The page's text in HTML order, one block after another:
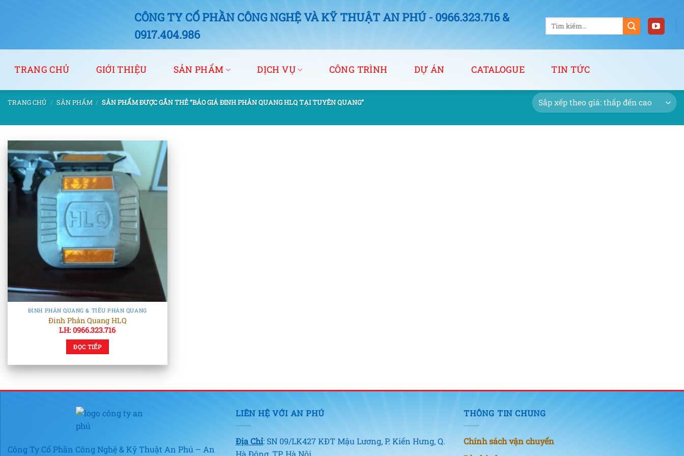
CÔNG TY CỔ PHẦN CÔNG NGHỆ VÀ KỸ THUẬT AN PHÚ - 0966.323.716 &
0917.404.986
Tìm
kiếm:
TRANG CHỦ GIỚI THIỆU SẢN PHẨM DỊCH VỤ CÔNG TRÌNH DỰ ÁN CATALOGUE TIN TỨC
TRANG CHỦ / SẢN PHẨM / SẢN PHẨM ĐƯỢC GẮN THẺ “BÁO GIÁ ĐINH PHẢN QUANG HLQ TẠI TUYÊN QUANG”
ĐINH PHẢN QUANG & TIÊU PHẢN QUANG
Đinh Phản Quang HLQ
LH: 0966.323.716
ĐỌC TIẾP
Công Ty Cổ Phần Công Nghệ & Kỹ Thuật An Phú – An
LIÊN HỆ VỚI AN PHÚ
Địa Chỉ: SN 09/LK427 KĐT Mậu Lương, P. Kiến Hưng, Q.
Hà Đông, TP. Hà Nội
THÔNG TIN CHUNG
Chính sách vận chuyển